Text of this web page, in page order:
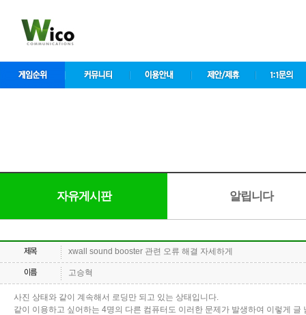
자유게시판 알립니다
xwall sound booster 관련 오류 해결 자세하게
고승혁
사진 상태와 같이 계속해서 로딩만 되고 있는 상태입니다.
같이 이용하고 싶어하는 4명의 다른 컴퓨터도 이러한 문제가 발생하여 이렇게 글